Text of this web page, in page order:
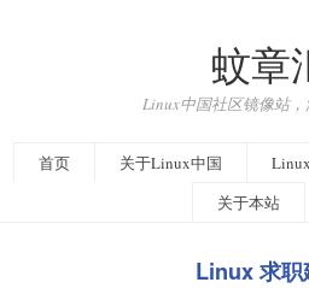
蚊章
Linux中国社区镜像站，
首页 关于Linux中国
关于本站
Linux 求职